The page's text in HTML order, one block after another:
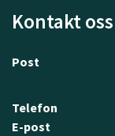
Kontakt oss
Post
Telefon
E-post